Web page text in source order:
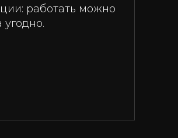
работать можно
угодно.